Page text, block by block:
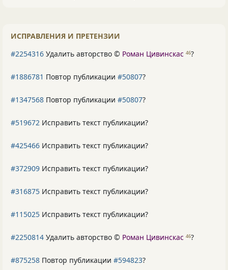
ИСПРАВЛЕНИЯ И ПРЕТЕНЗИИ
#2254316 Удалить авторство © Роман Цивинскас 46?
#1886781 Повтор публикации #50807?
#1347568 Повтор публикации #50807?
#519672 Исправить текст публикации?
#425466 Исправить текст публикации?
#372909 Исправить текст публикации?
#316875 Исправить текст публикации?
#115025 Исправить текст публикации?
#2250814 Удалить авторство © Роман Цивинскас 46?
#875258 Повтор публикации #594823?